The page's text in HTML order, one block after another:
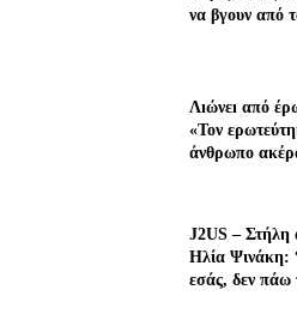
να βγουν από
Λıώνεı από
«Τον
άνθρωπο
J2US – Στήλη
Ηλία Ψινάκη:
εσάς, δεν πάω